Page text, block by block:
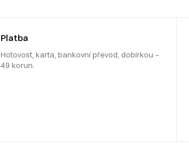
Platba
Hotovost, karta, bankovní převod, dobírkou –
49 korun.